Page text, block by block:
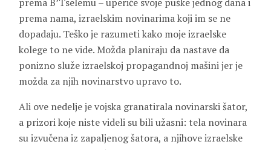
prema nama, izraelskim novinarima koji im se ne
dopadaju. Teško je razumeti kako moje izraelske
kolege to ne vide. Možda planiraju da nastave da
ponizno služe izraelskoj propagandnoj mašini jer je
možda za njih novinarstvo upravo to.
Ali ove nedelje je vojska granatirala novinarski šator,
a prizori koje niste videli su bili užasni: tela novinara
su izvučena iz zapaljenog šatora, a njihove izraelske